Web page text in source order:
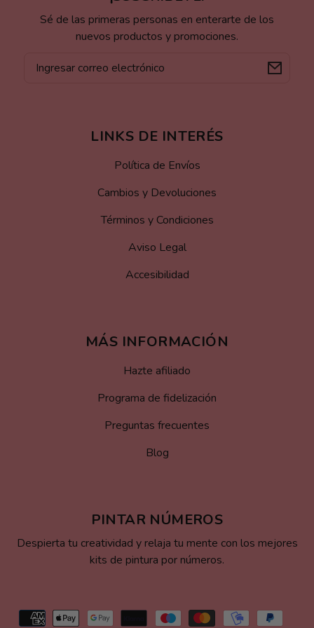
Sé de las primeras personas en enterarte de los
nuevos productos y promociones.
electrónico
LINKS DE INTERÉS
Política de Envíos
Cambios y Devoluciones
Términos y Condiciones
Aviso Legal
Accesibilidad
MÁS INFORMACIÓN
Hazte afiliado
Programa de fidelización
Preguntas frecuentes
Blog
PINTAR NÚMEROS
Despierta tu creatividad y relaja tu mente con los mejores
kits de pintura por números.
Formas